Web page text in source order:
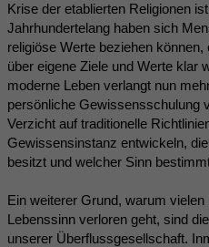
Krise der etablierten Religionen
Jahrhundertelang haben sich
religiöse Werte beziehen
über eigene Ziele und Werte klar
moderne Leben verlangt nun
persönliche Gewissensschulung
Verzicht auf traditionelle
Gewissensinstanz entwickeln,
besitzt und welcher Sinn
Ein weiterer Grund, warum
Lebenssinn verloren geht, sind
unserer Überflussgesellschaft.